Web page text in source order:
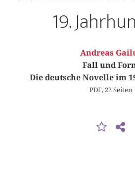
19.
Andreas
Fall und
Die deutsche Novelle im
PDF, 22 Seiten